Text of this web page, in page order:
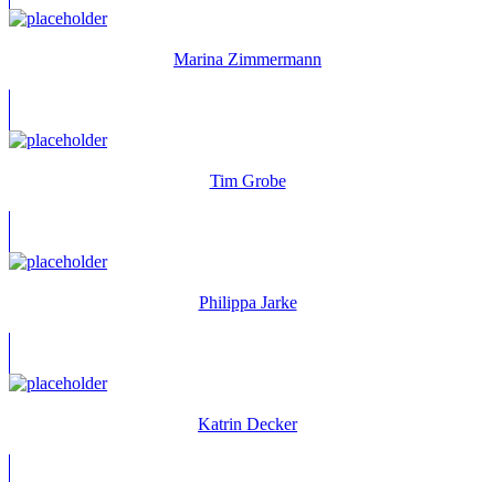
Marina Zimmermann
Tim Grobe
Philippa Jarke
Katrin Decker